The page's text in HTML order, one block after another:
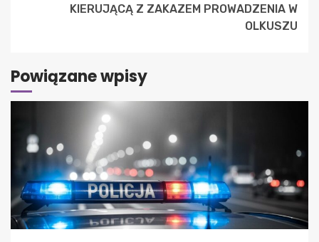
KIERUJĄCĄ Z ZAKAZEM PROWADZENIA W
OLKUSZU
Powiązane wpisy